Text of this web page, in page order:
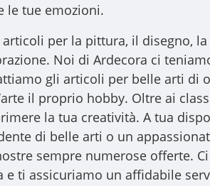
le tue emozioni.
per la pittura, il disegno, la
Noi di Ardecora ci
gli articoli per belle arti di
il proprio hobby. Oltre ai
la tua creatività. A tua
di belle arti o un
sempre numerose offerte.
ti assicuriamo un affidabile